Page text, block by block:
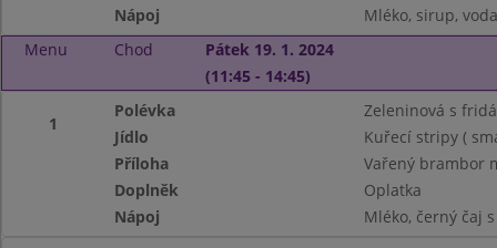
Nápoj
Mléko, sirup,
Menu
Chod
Pátek 19. 1. 2024
(11:45 - 14:45)
1
Polévka
Zeleninová s
Jídlo
Kuřecí stripy (
Příloha
Vařený brambor
Doplněk
Oplatka
Nápoj
Mléko, černý čaj